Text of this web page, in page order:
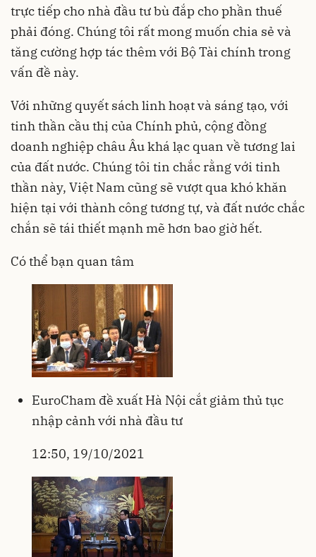
trực tiếp cho nhà đầu tư bù đắp cho phần thuế
phải đóng. Chúng tôi rất mong muốn chia sẻ và
tăng cường hợp tác thêm với Bộ Tài chính trong
vấn đề này.
Với những quyết sách linh hoạt và sáng tạo, với
tinh thần cầu thị của Chính phủ, cộng đồng
doanh nghiệp châu Âu khá lạc quan về tương lai
của đất nước. Chúng tôi tin chắc rằng với tinh
thần này, Việt Nam cũng sẽ vượt qua khó khăn
hiện tại với thành công tương tự, và đất nước chắc
chắn sẽ tái thiết mạnh mẽ hơn bao giờ hết.
Có thể bạn quan tâm
EuroCham đề xuất Hà Nội cắt giảm thủ tục
nhập cảnh với nhà đầu tư
12:50, 19/10/2021